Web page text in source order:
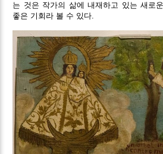
는 것은 작가의 삶에 내재하고 있는 새로
좋은 기회라 볼 수 있다.